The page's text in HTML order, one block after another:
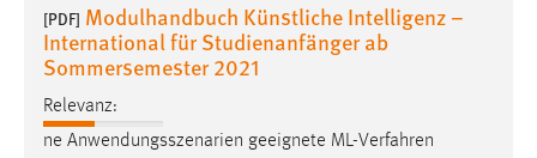
[PDF] Modulhandbuch Künstliche Intelligenz –
International für Studienanfänger ab
Sommersemester 2021
Relevanz:
ne Anwendungsszenarien geeignete ML-Verfahren